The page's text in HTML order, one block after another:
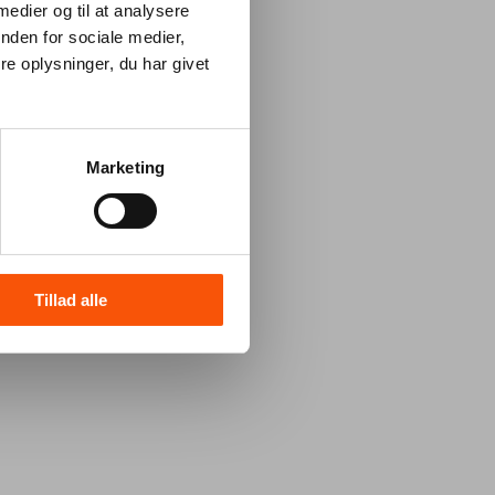
og til at analysere
for sociale medier,
oplysninger, du har givet
Marketing
Tillad alle